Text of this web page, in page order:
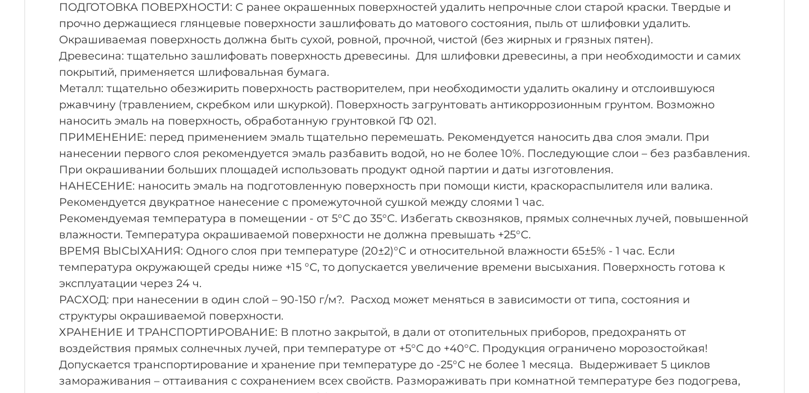
ПОДГОТОВКА ПОВЕРХНОСТИ: С ранее окрашенных поверхностей удалить непрочные слои старой краски. Твердые и
прочно держащиеся глянцевые поверхности зашлифовать до матового состояния, пыль от шлифовки удалить.
Окрашиваемая поверхность должна быть сухой, ровной, прочной, чистой (без жирных и грязных пятен).
Древесина: тщательно зашлифовать поверхность древесины. Для шлифовки древесины, а при необходимости и самих
покрытий, применяется шлифовальная бумага.
Металл: тщательно обезжирить поверхность растворителем, при необходимости удалить окалину и отслоившуюся
ржавчину (травлением, скребком или шкуркой). Поверхность загрунтовать антикоррозионным грунтом. Возможно
наносить эмаль на поверхность, обработанную грунтовкой ГФ 021.
ПРИМЕНЕНИЕ: перед применением эмаль тщательно перемешать. Рекомендуется наносить два слоя эмали. При
нанесении первого слоя рекомендуется эмаль разбавить водой, но не более 10%. Последующие слои – без разбавления.
При окрашивании больших площадей использовать продукт одной партии и даты изготовления.
НАНЕСЕНИЕ: наносить эмаль на подготовленную поверхность при помощи кисти, краскораспылителя или валика.
Рекомендуется двукратное нанесение с промежуточной сушкой между слоями 1 час.
Рекомендуемая температура в помещении - от 5°С до 35°С. Избегать сквозняков, прямых солнечных лучей, повышенной
влажности. Температура окрашиваемой поверхности не должна превышать +25°С.
ВРЕМЯ ВЫСЫХАНИЯ: Одного слоя при температуре (20±2)°С и относительной влажности 65±5% - 1 час. Если
температура окружающей среды ниже +15 °С, то допускается увеличение времени высыхания. Поверхность готова к
эксплуатации через 24 ч.
РАСХОД: при нанесении в один слой – 90-150 г/м?. Расход может меняться в зависимости от типа, состояния и
структуры окрашиваемой поверхности.
ХРАНЕНИЕ И ТРАНСПОРТИРОВАНИЕ: В плотно закрытой, в дали от отопительных приборов, предохранять от
воздействия прямых солнечных лучей, при температуре от +5°С до +40°С. Продукция ограничено морозостойкая!
Допускается транспортирование и хранение при температуре до -25°С не более 1 месяца. Выдерживает 5 циклов
замораживания – оттаивания с сохранением всех свойств. Размораживать при комнатной температуре без подогрева,